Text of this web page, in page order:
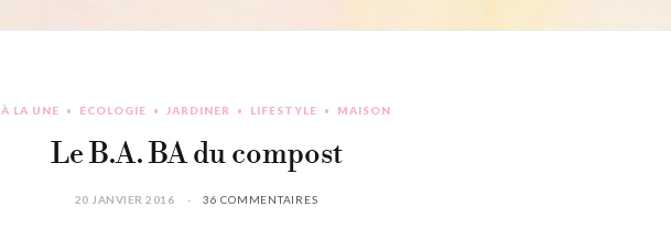
À LA UNE ÉCOLOGIE JARDINER LIFESTYLE MAISON
Le B.A. BA du compost
20 JANVIER 2016 36 COMMENTAIRES